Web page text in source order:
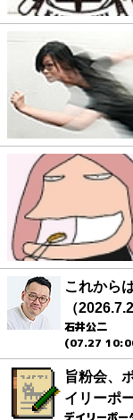
これから
（
石井公二
(07.27
旨粉会、
イリーポ
デイリーポー